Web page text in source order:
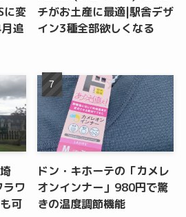
に変
追
チがお土産に最適|駅舎デザ
イン3種全部欲しくなる
ラワ
可
ドン・キホーテの「カメレ
オンインナー」980円で驚
きの温度調節機能